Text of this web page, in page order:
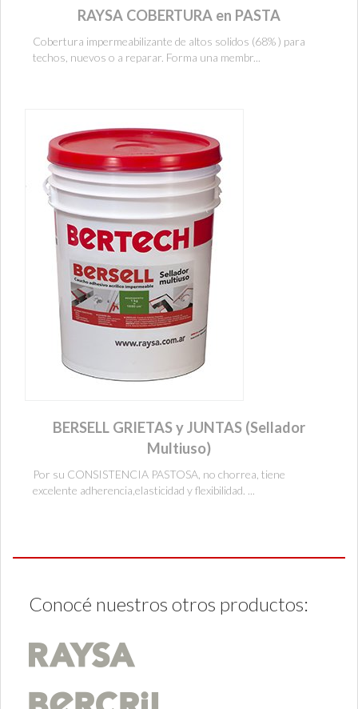
RAYSA COBERTURA en PASTA
Cobertura impermeabilizante de altos solidos (68% ) para
techos, nuevos o a reparar. Forma una membr...
BERSELL GRIETAS y JUNTAS (Sellador
Multiuso)
Por su CONSISTENCIA PASTOSA, no chorrea, tiene
excelente adherencia,elasticidad y flexibilidad. ...
Conocé nuestros otros productos: